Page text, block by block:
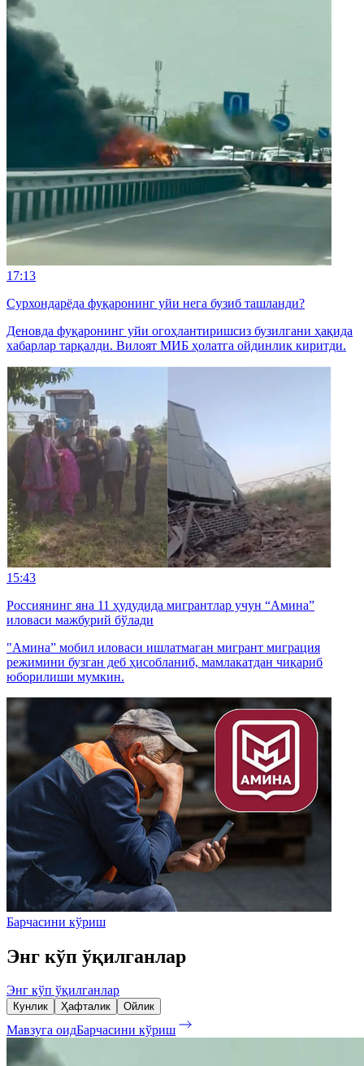
17:13
Сурхондарёда фуқаронинг уйи нега бузиб ташланди?
Деновда фуқаронинг уйи огоҳлантиришсиз бузилгани ҳақида
хабарлар тарқалди. Вилоят МИБ ҳолатга ойдинлик киритди.
15:43
Россиянинг яна 11 ҳудудида мигрантлар учун “Амина”
иловаси мажбурий бўлади
"Амина” мобил иловаси ишлатмаган мигрант миграция
режимини бузган деб ҳисобланиб, мамлакатдан чиқариб
юборилиши мумкин.
Барчасини кўриш
Энг кўп ўқилганлар
Энг кўп ўқилганлар
Кунлик Ҳафталик Ойлик
Мавзуга оидБарчасини кўриш